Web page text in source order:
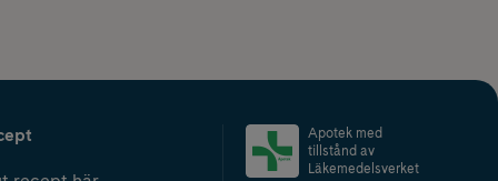
Apotek med
tillstånd av
Läkemedelsverket